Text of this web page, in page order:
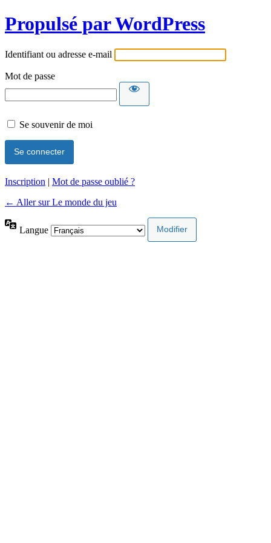
Propulsé par WordPress
Identifiant ou adresse e-mail
Mot de passe
Se souvenir de moi
Inscription | Mot de passe oublié ?
← Aller sur Le monde du jeu
Langue